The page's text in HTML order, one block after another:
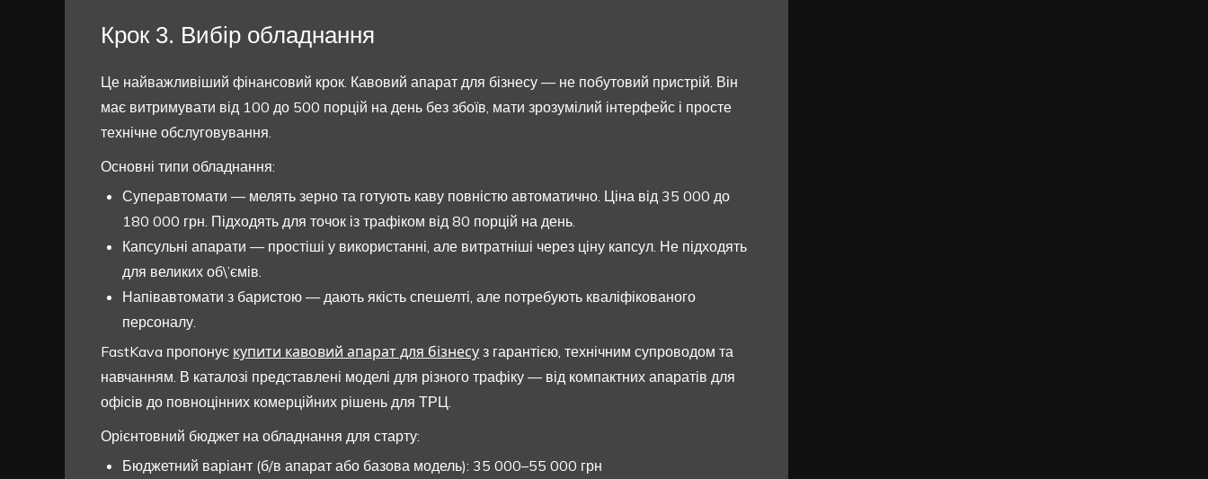
Крок 3. Вибір обладнання
Це найважливіший фінансовий крок. Кавовий апарат для бізнесу — не побутовий пристрій. Він
має витримувати від 100 до 500 порцій на день без збоїв, мати зрозумілий інтерфейс і просте
технічне обслуговування.
Основні типи обладнання:
Суперавтомати — мелять зерно та готують каву повністю автоматично. Ціна від 35 000 до
180 000 грн. Підходять для точок із трафіком від 80 порцій на день.
Капсульні апарати — простіші у використанні, але витратніші через ціну капсул. Не підходять
для великих об\’ємів.
Напівавтомати з баристою — дають якість спешелті, але потребують кваліфікованого
персоналу.
FastKava пропонує купити кавовий апарат для бізнесу з гарантією, технічним супроводом та
навчанням. В каталозі представлені моделі для різного трафіку — від компактних апаратів для
офісів до повноцінних комерційних рішень для ТРЦ.
Орієнтовний бюджет на обладнання для старту:
Бюджетний варіант (б/в апарат або базова модель): 35 000–55 000 грн